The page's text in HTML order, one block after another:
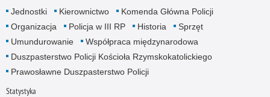
Jednostki Kierownictwo
Komenda Główna Policji
Organizacja
Policja w III RP Historia
Sprzęt
Umundurowanie
Współpraca międzynarodowa
Duszpasterstwo Policji Kościoła Rzymskokatolickiego
Prawosławne Duszpasterstwo Policji
Statystyka